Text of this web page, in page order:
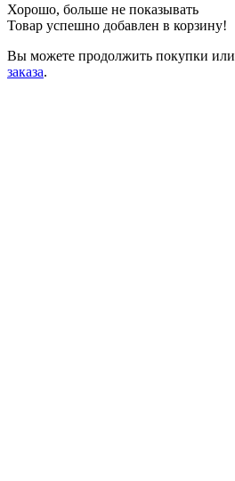
Хорошо, больше не показывать
Товар успешно добавлен в корзину!
Вы можете продолжить покупки или
заказа.